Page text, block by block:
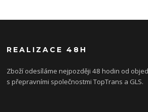
REALIZACE 48H
Zboží odesíláme nejpozději 48 hodin od
s přepravními společnostmi TopTrans a GLS.